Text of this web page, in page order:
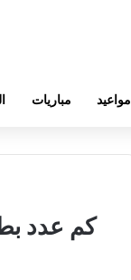
مواعيد مباريات
كم عدد